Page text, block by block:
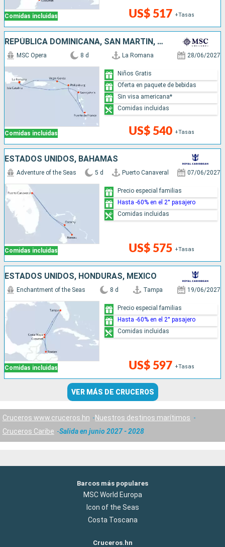
Comidas incluidas US$ 517 +Tasas
REPÚBLICA DOMINICANA, SAN MARTÍN, ANTIGUA Y BARBUDA
Comidas incluidas
MSC Opera 8 d La Romana 28/06/2027
US$ 540 +Tasas
Niños Gratis
Oferta en paquete de bebidas
Sin visa americana*
Comidas incluidas
ESTADOS UNIDOS, BAHAMAS
Comidas incluidas
Adventure of the Seas 5 d Puerto Canaveral 07/06/2027
US$ 575 +Tasas
Precio especial familias
Hasta -60% en el 2° pasajero
Comidas incluidas
ESTADOS UNIDOS, HONDURAS, MÉXICO
Comidas incluidas
Enchantment of the Seas 8 d Tampa 19/06/2027
US$ 597 +Tasas
Precio especial familias
Hasta -60% en el 2° pasajero
Comidas incluidas
VER MÁS DE CRUCEROS
Cruceros www.cruceros.hn
Nuestros destinos marítimos
Cruceros Caribe
Salida en junio 2027 - 2028
Barcos más populares
MSC World Europa
Icon of the Seas
Costa Toscana
Cruceros.hn